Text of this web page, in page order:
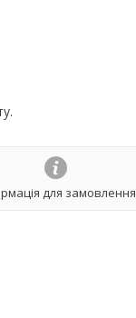
для замовлення